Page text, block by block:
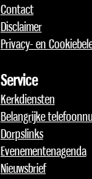
Contact
Disclaimer
Privacy- en
Service
Kerkdiensten
Belangrijke
Dorpslinks
Evenementenagenda
Nieuwsbrief